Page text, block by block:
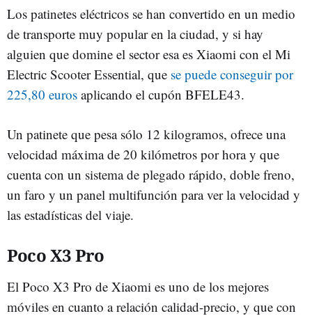
Los patinetes eléctricos se han convertido en un medio
de transporte muy popular en la ciudad, y si hay
alguien que domine el sector esa es Xiaomi con el Mi
Electric Scooter Essential, que se puede conseguir por
225,80 euros aplicando el cupón BFELE43.
Un patinete que pesa sólo 12 kilogramos, ofrece una
velocidad máxima de 20 kilómetros por hora y que
cuenta con un sistema de plegado rápido, doble freno,
un faro y un panel multifunción para ver la velocidad y
las estadísticas del viaje.
Poco X3 Pro
El Poco X3 Pro de Xiaomi es uno de los mejores
móviles en cuanto a relación calidad-precio, y que con